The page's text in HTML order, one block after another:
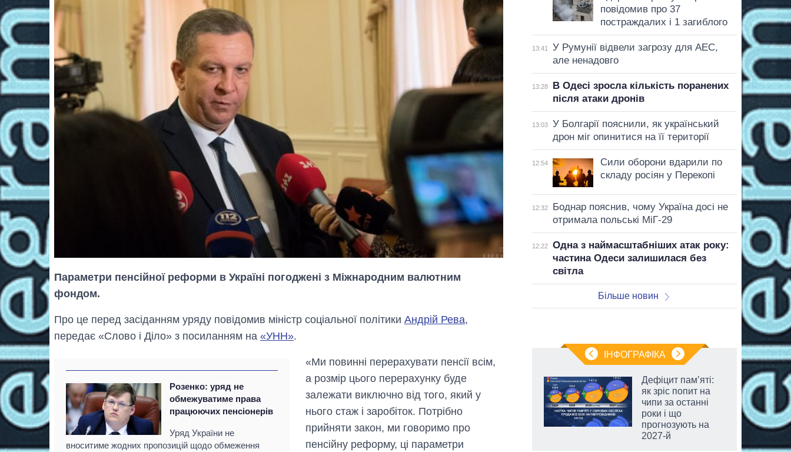
Параметри пенсійної реформи в Україні погоджені з Міжнародним валютним
фондом.
Про це перед засіданням уряду повідомив міністр соціальної політики Андрій Рева,
передає «Слово і Діло» з посиланням на «УНН».
Розенко: уряд не
обмежуватиме права
працюючих пенсіонерів
Уряд України не
вноситиме жодних пропозицій щодо обмеження
«Ми повинні перерахувати пенсії всім,
а розмір цього перерахунку буде
залежати виключно від того, який у
нього стаж і заробіток. Потрібно
прийняти закон, ми говоримо про
пенсійну реформу, ці параметри
повідомив про 37
постраждалих і 1 загиблого
13:41
У Румунії відвели загрозу для АЕС,
але ненадовго
13:28
В Одесі зросла кількість поранених
після атаки дронів
13:03
У Болгарії пояснили, як український
дрон міг опинитися на її території
12:54
Сили оборони вдарили по
складу росіян у Перекопі
12:32
Боднар пояснив, чому Україна досі не
отримала польські МіГ-29
12:22
Одна з наймасштабніших атак року:
частина Одеси залишилася без
світла
Більше новин
ІНФОГРАФІКА
Від 1 місяця – до 5
років: хто і як
довго обіймав
посаду керівника
СЗР
Дефіцит пам’яті:
як зріс попит на
чипи за останні
роки і що
прогнозують на
2027-й